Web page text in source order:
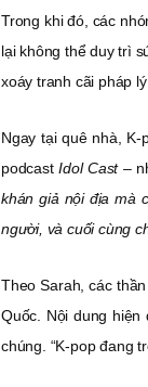
Trong khi đó, các
lại không thể duy trì
xoáy tranh cãi pháp
Ngay tại quê nhà,
podcastIdol Cast–
khán giả nội địa mà
người, và cuối cùng
Theo Sarah, các
Quốc. Nội dung
chúng. “K-pop đang